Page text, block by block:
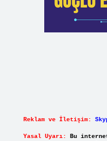
Reklam ve İletişim:
Yasal Uyarı:
Bu